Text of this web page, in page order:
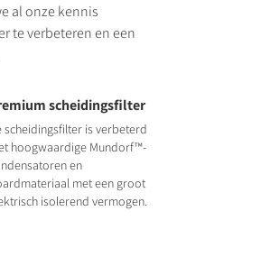
al onze kennis
te verbeteren en een
scheidingsfilter
scheidingsfilter is verbeterd
hoogwaardige Mundorf™-
en
met een groot
isolerend vermogen.